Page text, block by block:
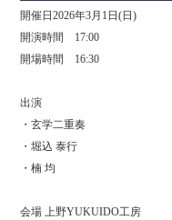
開催日2026年3月1日(日)
開演時間 17:00
開場時間 16:30
出演
・玄学二重奏
・堀込 泰行
・楠 均
会場 上野YUKUIDO工房